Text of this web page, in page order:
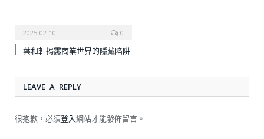
2025-02-10 0
葉和軒揭露商業世界的隱藏陷阱
LEAVE A REPLY
很抱歉，必須登入網站才能發佈留言。